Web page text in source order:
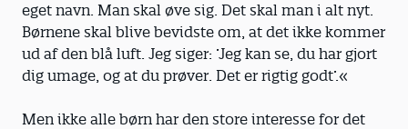
eget navn. Man skal øve sig. Det skal man i alt nyt.
Børnene skal blive bevidste om, at det ikke kommer
ud af den blå luft. Jeg siger: ’Jeg kan se, du har gjort
dig umage, og at du prøver. Det er rigtig godt’.«
Men ikke alle børn har den store interesse for det